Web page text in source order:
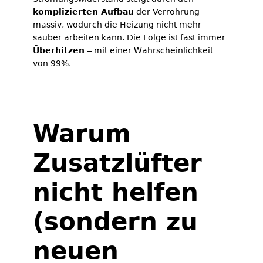
komplizierten Aufbau der Verrohrung
massiv, wodurch die Heizung nicht mehr
sauber arbeiten kann. Die Folge ist fast immer
Überhitzen – mit einer Wahrscheinlichkeit
von 99%.
Warum
Zusatzlüfter
nicht helfen
(sondern zu
neuen